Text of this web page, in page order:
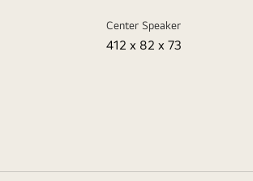
Center Speaker
412 x 82 x 73